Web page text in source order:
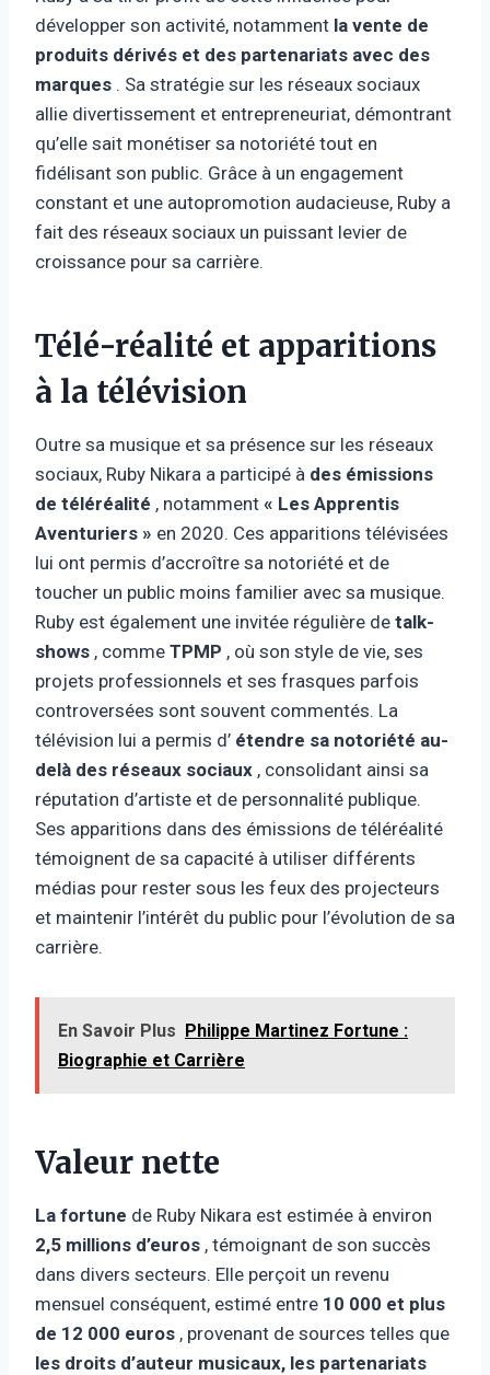
développer son activité, notamment la vente de
produits dérivés et des partenariats avec des
marques . Sa stratégie sur les réseaux sociaux
allie divertissement et entrepreneuriat, démontrant
qu’elle sait monétiser sa notoriété tout en
fidélisant son public. Grâce à un engagement
constant et une autopromotion audacieuse, Ruby a
fait des réseaux sociaux un puissant levier de
croissance pour sa carrière.
Télé-réalité et apparitions
à la télévision
Outre sa musique et sa présence sur les réseaux
sociaux, Ruby Nikara a participé à des émissions
de téléréalité , notamment « Les Apprentis
Aventuriers » en 2020. Ces apparitions télévisées
lui ont permis d’accroître sa notoriété et de
toucher un public moins familier avec sa musique.
Ruby est également une invitée régulière de talk-
shows , comme TPMP , où son style de vie, ses
projets professionnels et ses frasques parfois
controversées sont souvent commentés. La
télévision lui a permis d’ étendre sa notoriété au-
delà des réseaux sociaux , consolidant ainsi sa
réputation d’artiste et de personnalité publique.
Ses apparitions dans des émissions de téléréalité
témoignent de sa capacité à utiliser différents
médias pour rester sous les feux des projecteurs
et maintenir l’intérêt du public pour l’évolution de sa
carrière.
En Savoir Plus Philippe Martinez Fortune :
Biographie et Carrière
Valeur nette
La fortune de Ruby Nikara est estimée à environ
2,5 millions d’euros , témoignant de son succès
dans divers secteurs. Elle perçoit un revenu
mensuel conséquent, estimé entre 10 000 et plus
de 12 000 euros , provenant de sources telles que
les droits d’auteur musicaux, les partenariats